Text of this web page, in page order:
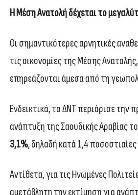
Η Μέση Ανατολή δέχεται το
Οι σημαντικότερες αρνητικές
τις οικονομίες της Μέσης
επηρεάζονται άμεσα από τη
Ενδεικτικά, το ΔΝΤ περιόρισε την
ανάπτυξη της Σαουδικής Αραβίας
3,1%, δηλαδή κατά 1,4
Αντίθετα, για τις Ηνωμένες
αμετάβλητη την εκτίμηση για